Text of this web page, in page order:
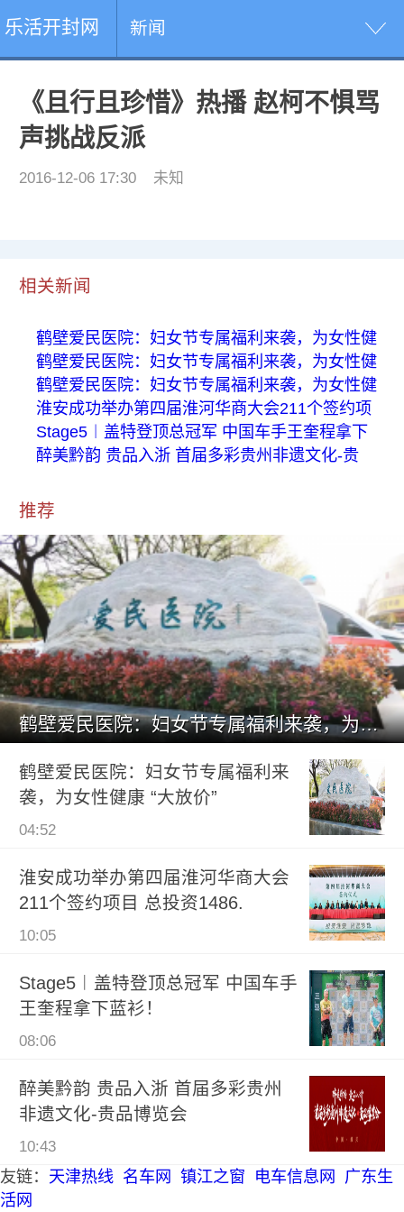
乐活开封网 新闻
《且行且珍惜》热播 赵柯不惧骂
声挑战反派
2016-12-06 17:30 未知
相关新闻
鹤壁爱民医院：妇女节专属福利来袭，为女性健
鹤壁爱民医院：妇女节专属福利来袭，为女性健
鹤壁爱民医院：妇女节专属福利来袭，为女性健
淮安成功举办第四届淮河华商大会211个签约项
Stage5︱盖特登顶总冠军 中国车手王奎程拿下
醉美黔韵 贵品入浙 首届多彩贵州非遗文化-贵
推荐
鹤壁爱民医院：妇女节专属福利来袭，为女性健康 “大放价”
鹤壁爱民医院：妇女节专属福利来
袭，为女性健康 “大放价”
04:52
淮安成功举办第四届淮河华商大会
211个签约项目 总投资1486.
10:05
Stage5︱盖特登顶总冠军 中国车手
王奎程拿下蓝衫！
08:06
醉美黔韵 贵品入浙 首届多彩贵州
非遗文化-贵品博览会
10:43
友链： 天津热线 名车网 镇江之窗 电车信息网
广东生
活网